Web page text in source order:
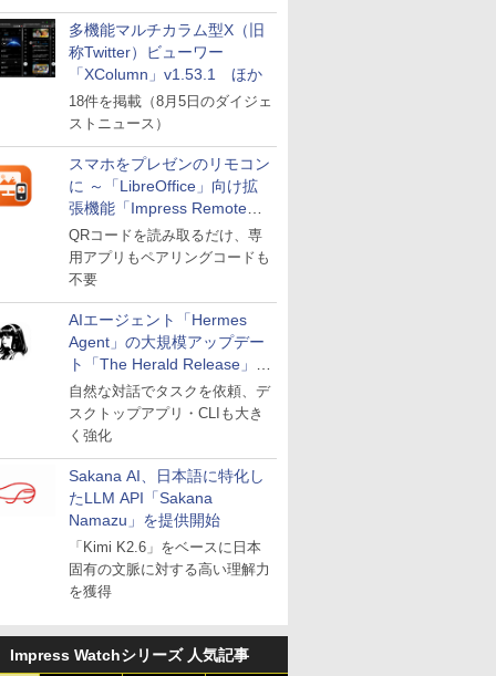
多機能マルチカラム型X（旧
称Twitter）ビューワー
「XColumn」v1.53.1 ほか
18件を掲載（8月5日のダイジェ
ストニュース）
スマホをプレゼンのリモコン
に ～「LibreOffice」向け拡
張機能「Impress Remote」
が公開
QRコードを読み取るだけ、専
用アプリもペアリングコードも
不要
AIエージェント「Hermes
Agent」の大規模アップデー
ト「The Herald Release」が
公開
自然な対話でタスクを依頼、デ
スクトップアプリ・CLIも大き
く強化
Sakana AI、日本語に特化し
たLLM API「Sakana
Namazu」を提供開始
「Kimi K2.6」をベースに日本
固有の文脈に対する高い理解力
を獲得
Impress Watchシリーズ 人気記事